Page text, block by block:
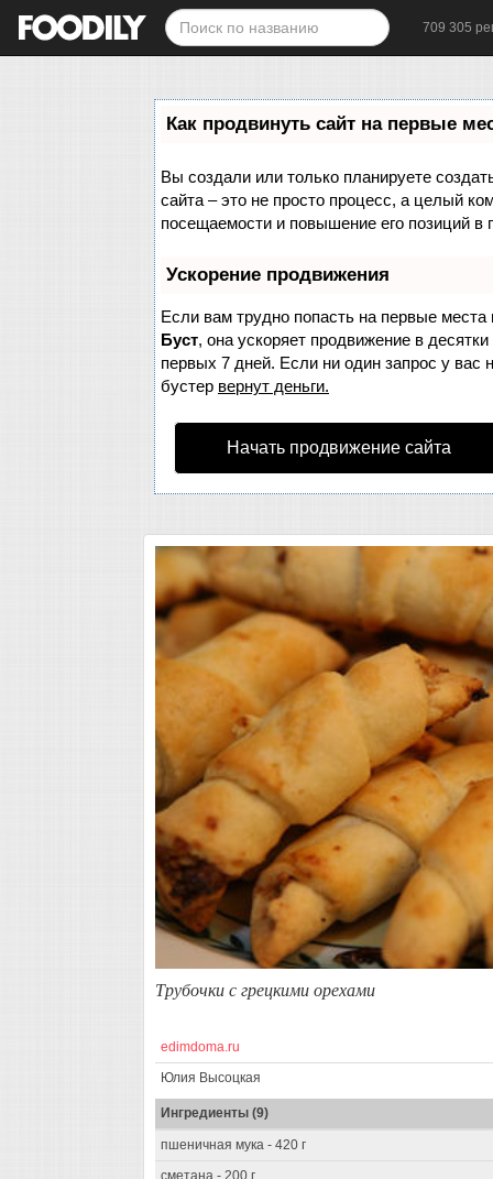
709 305
Как продвинуть сайт на первые
Вы создали или только планируете
сайта – это не просто процесс, а целый
посещаемости и повышение его позиций в
Ускорение продвижения
Если вам трудно попасть на первые места
Буст, она ускоряет продвижение в
первых 7 дней. Если ни один запрос у вас
бустер вернут деньги.
Начать продвижение сайта
Трубочки с грецкими орехами
edimdoma.ru
Юлия Высоцкая
Ингредиенты (9)
пшеничная мука - 420 г
сметана - 200 г